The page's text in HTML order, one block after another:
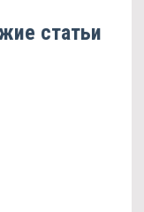
статьи